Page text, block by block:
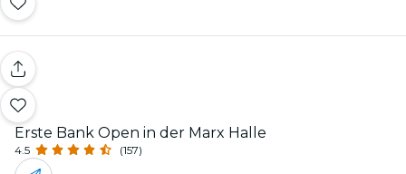
Erste Bank Open in der Marx Halle
4.5 (157)